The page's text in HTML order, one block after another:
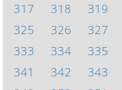
317
318 319
325
326 327
333
334 335
341
342 343